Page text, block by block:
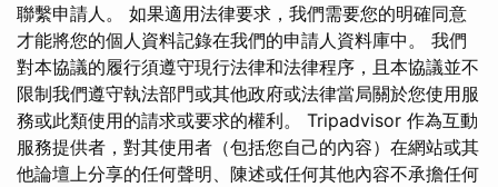
聯繫申請人。 如果適用法律要求，我們需要您的明確同意
才能將您的個人資料記錄在我們的申請人資料庫中。 我們
對本協議的履行須遵守現行法律和法律程序，且本協議並不
限制我們遵守執法部門或其他政府或法律當局關於您使用服
務或此類使用的請求或要求的權利。 Tripadvisor 作為互動
服務提供者，對其使用者（包括您自己的內容）在網站或其
他論壇上分享的任何聲明、陳述或任何其他內容不承擔任何